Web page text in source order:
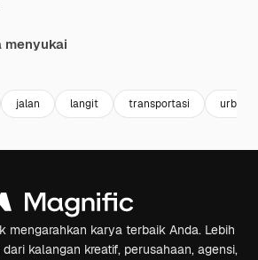
menyukai
jalan langit transportasi urban
mengarahkan karya terbaik Anda. Lebih
kalangan kreatif, perusahaan, agensi,